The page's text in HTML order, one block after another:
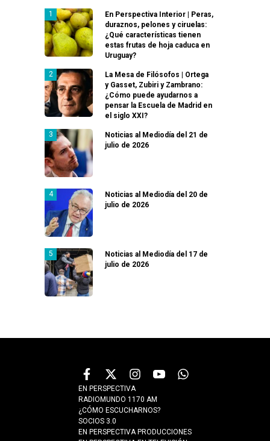
En Perspectiva Interior | Peras,
duraznos, pelones y ciruelas:
¿Qué características tienen
estas frutas de hoja caduca en
Uruguay?
La Mesa de Filósofos | Ortega
y Gasset, Zubiri y Zambrano:
¿Cómo puede ayudarnos a
pensar la Escuela de Madrid en
el siglo XXI?
Noticias al Mediodía del 21 de
julio de 2026
Noticias al Mediodía del 20 de
julio de 2026
Noticias al Mediodía del 17 de
julio de 2026
EN PERSPECTIVA
RADIOMUNDO 1170 AM
¿CÓMO ESCUCHARNOS?
SOCIOS 3.0
EN PERSPECTIVA PRODUCCIONES